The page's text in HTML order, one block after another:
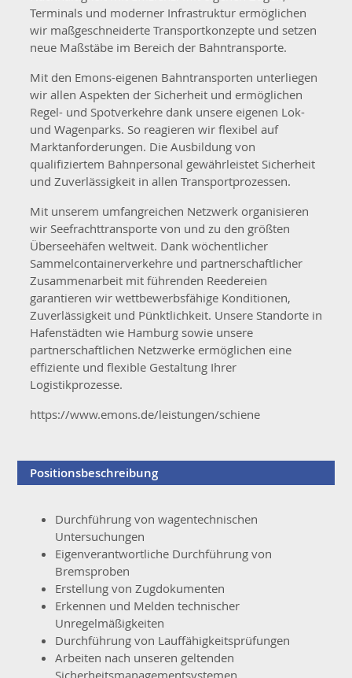
Terminals und moderner Infrastruktur ermöglichen
wir maßgeschneiderte Transportkonzepte und setzen
neue Maßstäbe im Bereich der Bahntransporte.
Mit den Emons-eigenen Bahntransporten unterliegen
wir allen Aspekten der Sicherheit und ermöglichen
Regel- und Spotverkehre dank unsere eigenen Lok-
und Wagenparks. So reagieren wir flexibel auf
Marktanforderungen. Die Ausbildung von
qualifiziertem Bahnpersonal gewährleistet Sicherheit
und Zuverlässigkeit in allen Transportprozessen.
Mit unserem umfangreichen Netzwerk organisieren
wir Seefrachttransporte von und zu den größten
Überseehäfen weltweit. Dank wöchentlicher
Sammelcontainerverkehre und partnerschaftlicher
Zusammenarbeit mit führenden Reedereien
garantieren wir wettbewerbsfähige Konditionen,
Zuverlässigkeit und Pünktlichkeit. Unsere Standorte in
Hafenstädten wie Hamburg sowie unsere
partnerschaftlichen Netzwerke ermöglichen eine
effiziente und flexible Gestaltung Ihrer
Logistikprozesse.
https://www.emons.de/leistungen/schiene
Positionsbeschreibung
Durchführung von wagen­technischen
Untersuchungen
Eigenverantwortliche Durchführung von
Bremsproben
Erstellung von Zugdokumenten
Erkennen und Melden technischer
Unregelmäßigkeiten
Durchführung von Lauffähigkeitsprüfungen
Arbeiten nach unseren geltenden